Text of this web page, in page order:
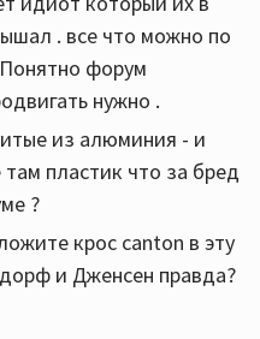
. все что можно по
форум
нужно .
из алюминия - и
пластик что за бред
?
крос canton в эту
и Дженсен правда?